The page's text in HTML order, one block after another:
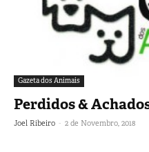
Gazeta dos Animais
Perdidos &
Joel Ribeiro - 2 de Novembro, 2018